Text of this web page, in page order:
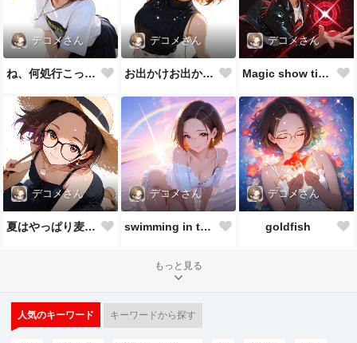
デコメさん
ね、何処行こっか？
デコメさん
お出かけお出かけ♪
デコメさん
Magic show time!!
デコメさん
夏はやっぱり麦わら帽子👒
デコメさん
swimming in the sea
デコメさん
goldfish
もっと見る
人気のキーワード キーワードから探す